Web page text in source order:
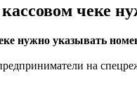
чеке
нужно указывать
на